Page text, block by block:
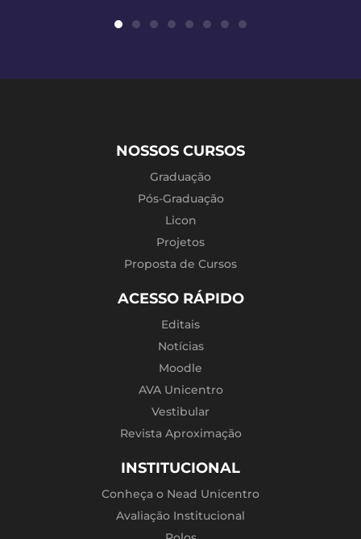
NOSSOS CURSOS
Graduação
Pós-Graduação
Licon
Projetos
Proposta de Cursos
ACESSO RÁPIDO
Editais
Notícias
Moodle
AVA Unicentro
Vestibular
Revista Aproximação
INSTITUCIONAL
Conheça o Nead Unicentro
Avaliação Institucional